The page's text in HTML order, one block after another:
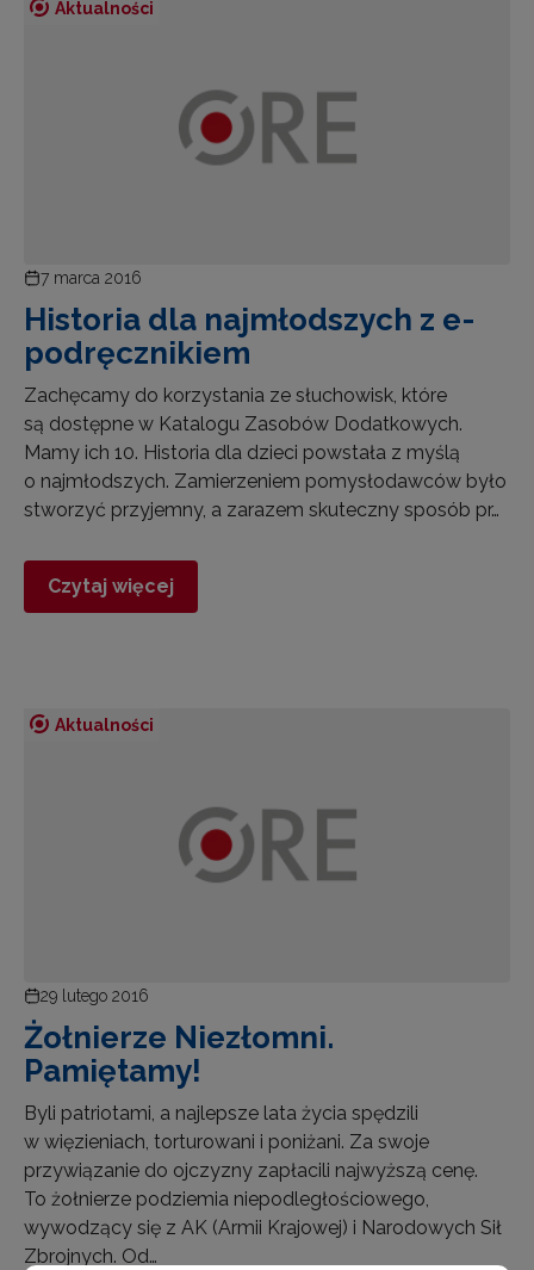
Aktualności
7 marca 2016
Historia dla najmłodszych z e-
podręcznikiem
Zachęcamy do korzystania ze słuchowisk, które
są dostępne w Katalogu Zasobów Dodatkowych.
Mamy ich 10. Historia dla dzieci powstała z myślą
o najmłodszych. Zamierzeniem pomysłodawców było
stworzyć przyjemny, a zarazem skuteczny sposób pr…
Czytaj więcej
Aktualności
29 lutego 2016
Żołnierze Niezłomni.
Pamiętamy!
Byli patriotami, a najlepsze lata życia spędzili
w więzieniach, torturowani i poniżani. Za swoje
przywiązanie do ojczyzny zapłacili najwyższą cenę.
To żołnierze podziemia niepodległościowego,
wywodzący się z AK (Armii Krajowej) i Narodowych Sił
Zbrojnych. Od…